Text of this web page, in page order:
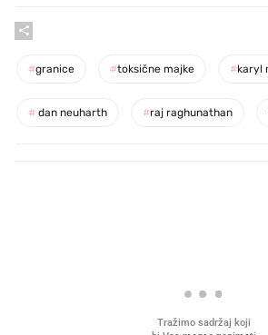
#granice #toksične majke #karyl
# dan neuharth #raj raghunathan